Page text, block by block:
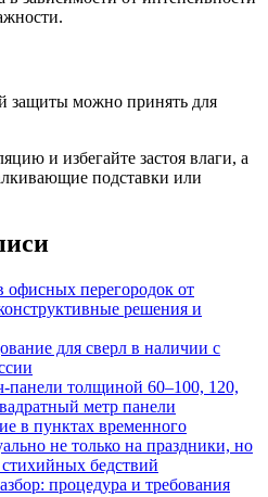
защиты можно принять для
и избегайте застоя влаги, а
подставки или
офисных перегородок от
решения и
для сверл в наличии с
панели толщиной 60–100, 120,
метр панели
в пунктах временного
не только на праздники, но
бедствий
процедура и требования